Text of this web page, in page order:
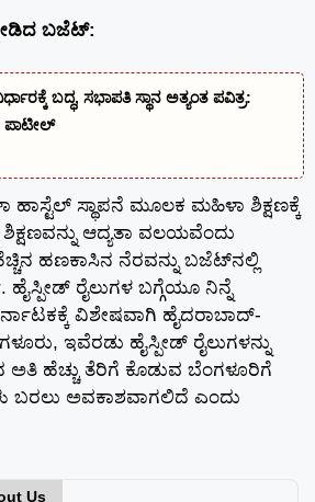
ನೀಡಿದ ಬಜೆಟ್:
ಬದ್ಧ, ಸಭಾಪತಿ ಸ್ಥಾನ ಅತ್ಯಂತ ಪವಿತ್ರ:
ಹಾಸ್ಟೆಲ್ ಸ್ಥಾಪನೆ ಮೂಲಕ ಮಹಿಳಾ ಶಿಕ್ಷಣಕ್ಕೆ
ಶಿಕ್ಷಣವನ್ನು ಆದ್ಯತಾ ವಲಯವೆಂದು
ಹಣಕಾಸಿನ ನೆರವನ್ನು ಬಜೆಟ್‍ನಲ್ಲಿ
ಹೈಸ್ಪೀಡ್ ರೈಲುಗಳ ಬಗ್ಗೆಯೂ ನಿನ್ನೆ
ವಿಶೇಷವಾಗಿ ಹೈದರಾಬಾದ್-
ಇವೆರಡು ಹೈಸ್ಪೀಡ್ ರೈಲುಗಳನ್ನು
ಹೆಚ್ಚು ತೆರಿಗೆ ಕೊಡುವ ಬೆಂಗಳೂರಿಗೆ
ಬರಲು ಅವಕಾಶವಾಗಲಿದೆ ಎಂದು
Us